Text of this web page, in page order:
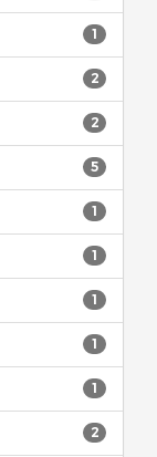
1
2
2
5
1
1
1
1
1
2